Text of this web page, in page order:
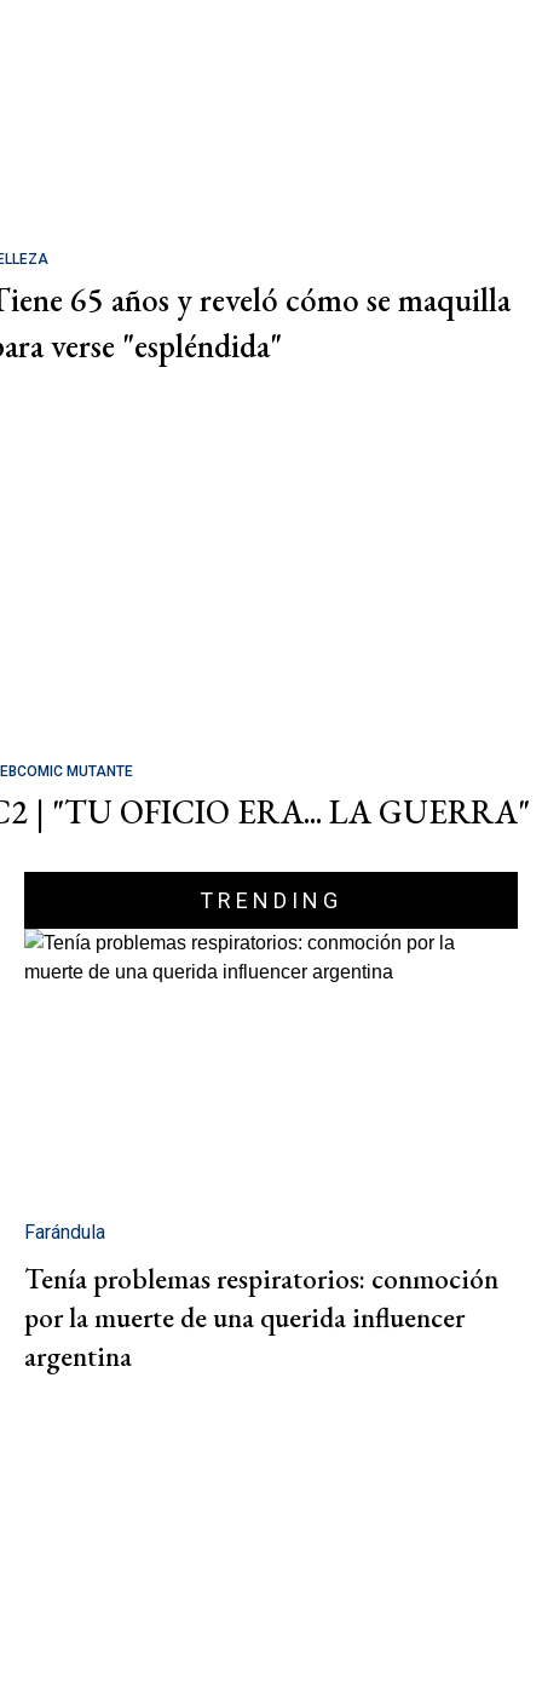
65 años y reveló cómo se maquilla
verse "espléndida"
MUTANTE
| "TU OFICIO ERA... LA GUERRA"
TRENDING
Farándula
Tenía problemas respiratorios: conmoción
por la muerte de una querida influencer
argentina